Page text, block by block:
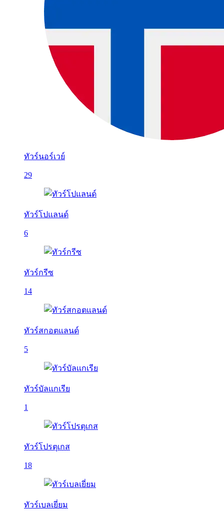
ทัวร์นอร์เวย์
29
ทัวร์โปแลนด์
6
ทัวร์กรีซ
14
ทัวร์สกอตแลนด์
5
ทัวร์บัลเเกเรีย
1
ทัวร์โปรตุเกส
18
ทัวร์เบลเยี่ยม